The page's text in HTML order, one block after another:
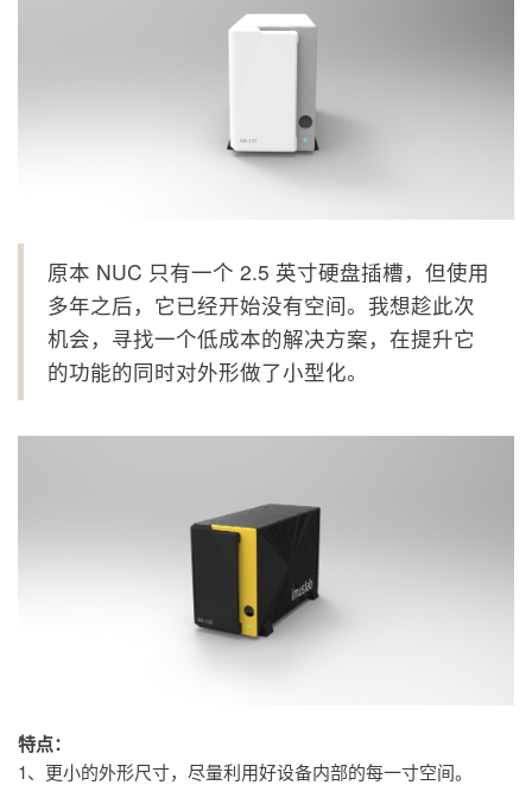
原本 NUC 只有一个 2.5 英寸硬盘插槽，但使用
多年之后，它已经开始没有空间。我想趁此次
机会，寻找一个低成本的解决方案，在提升它
的功能的同时对外形做了小型化。
特点：
1、更小的外形尺寸，尽量利用好设备内部的每一寸空间。